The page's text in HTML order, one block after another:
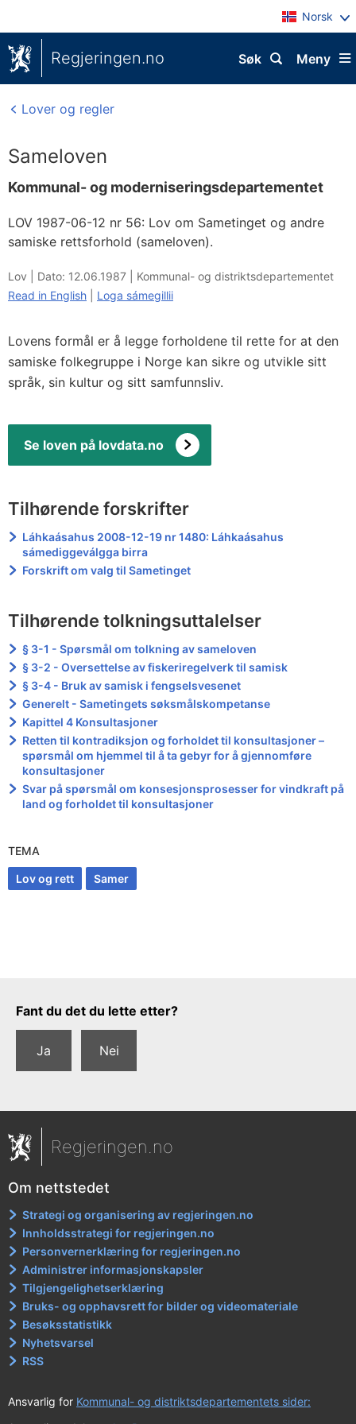
Norsk
Regjeringen.no Meny
Søk
Lover og regler
Sameloven
Kommunal- og moderniseringsdepartementet
LOV 1987-06-12 nr 56: Lov om Sametinget og andre
samiske rettsforhold (sameloven).
Lov | Dato: 12.06.1987
Kommunal- og distriktsdepartementet
Read in English
Loga sámegillii
Lovens formål er å legge forholdene til rette for at den
samiske folkegruppe i Norge kan sikre og utvikle sitt
språk, sin kultur og sitt samfunnsliv.
Se loven på lovdata.no
Tilhørende forskrifter
Láhkaásahus 2008-12-19 nr 1480: Láhkaásahus
sámediggeválgga birra
Forskrift om valg til Sametinget
Tilhørende tolkningsuttalelser
§ 3-1 - Spørsmål om tolkning av sameloven
§ 3-2 - Oversettelse av fiskeriregelverk til samisk
§ 3-4 - Bruk av samisk i fengselsvesenet
Generelt - Sametingets søksmålskompetanse
Kapittel 4 Konsultasjoner
Retten til kontradiksjon og forholdet til konsultasjoner –
spørsmål om hjemmel til å ta gebyr for å gjennomføre
konsultasjoner
Svar på spørsmål om konsesjonsprosesser for vindkraft på
land og forholdet til konsultasjoner
TEMA
Lov og rett Samer
Tilbakemeldingsskjema
Fant du det du lette etter?
Ja Nei
Regjeringen.no
Om nettstedet
Strategi og organisering av regjeringen.no
Innholdsstrategi for regjeringen.no
Personvernerklæring for regjeringen.no
Administrer informasjonskapsler
Tilgjengelighetserklæring
Bruks- og opphavsrett for bilder og videomateriale
Besøksstatistikk
Nyhetsvarsel
RSS
Ansvarlig for Kommunal- og distriktsdepartementets sider: